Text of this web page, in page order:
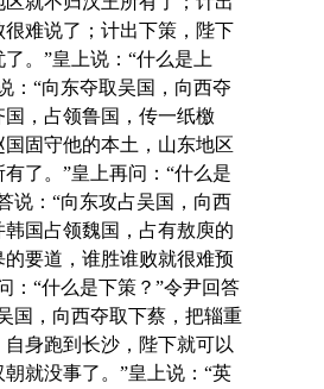
难说了；计出下策，陛下
。”皇上说：“什么是上
：“向东夺取吴国，向西夺
，占领鲁国，传一纸檄
固守他的本土，山东地区
了。”皇上再问：“什么是
说：“向东攻占吴国，向西
国占领魏国，占有敖庾的
要道，谁胜谁败就很难预
：“什么是下策？”令尹回答
国，向西夺取下蔡，把辎重
身跑到长沙，陛下就可以
就没事了。”皇上说：“英